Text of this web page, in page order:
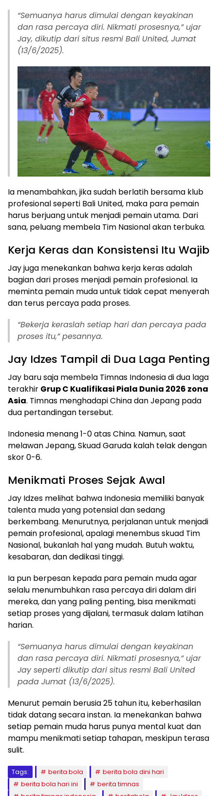
“Semuanya harus dimulai dengan keyakinan
dan rasa percaya diri. Nikmati prosesnya,” ujar
Jay, dikutip dari situs resmi Bali United, Jumat
(13/6/2025).
Ia menambahkan, jika sudah berlatih bersama klub
profesional seperti Bali United, maka para pemain
harus berjuang untuk menjadi pemain utama. Dari
sana, peluang membela Tim Nasional akan terbuka.
Kerja Keras dan Konsistensi Itu Wajib
Jay juga menekankan bahwa kerja keras adalah
bagian dari proses menjadi pemain profesional. Ia
meminta pemain muda untuk tidak cepat menyerah
dan terus percaya pada proses.
“Bekerja keraslah setiap hari dan percaya pada
proses itu,” pesannya.
Jay Idzes Tampil di Dua Laga Penting
Jay baru saja membela Timnas Indonesia di dua laga
terakhir Grup C Kualifikasi Piala Dunia 2026 zona
Asia. Timnas menghadapi China dan Jepang pada
dua pertandingan tersebut.
Indonesia menang 1-0 atas China. Namun, saat
melawan Jepang, Skuad Garuda kalah telak dengan
skor 0-6.
Menikmati Proses Sejak Awal
Jay Idzes melihat bahwa Indonesia memiliki banyak
talenta muda yang potensial dan sedang
berkembang. Menurutnya, perjalanan untuk menjadi
pemain profesional, apalagi menembus skuad Tim
Nasional, bukanlah hal yang mudah. Butuh waktu,
kesabaran, dan dedikasi tinggi.
Ia pun berpesan kepada para pemain muda agar
selalu menumbuhkan rasa percaya diri dalam diri
mereka, dan yang paling penting, bisa menikmati
setiap proses yang dijalani, termasuk dalam latihan
harian.
“Semuanya harus dimulai dengan keyakinan
dan rasa percaya diri. Nikmati prosesnya,” ujar
Jay seperti dikutip dari situs resmi Bali United
pada Jumat (13/6/2025).
Menurut pemain berusia 25 tahun itu, keberhasilan
tidak datang secara instan. Ia menekankan bahwa
setiap pemain muda harus punya mental kuat dan
mampu menikmati setiap tahapan, meskipun terasa
sulit.
Tags: berita bola
berita bola dini hari
berita bola hari ini
berita timnas